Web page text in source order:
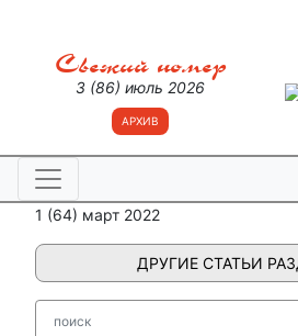
Свежий номер
3 (86) июль 2026
АРХИВ
1 (64) март 2022
ДРУГИЕ СТАТЬИ